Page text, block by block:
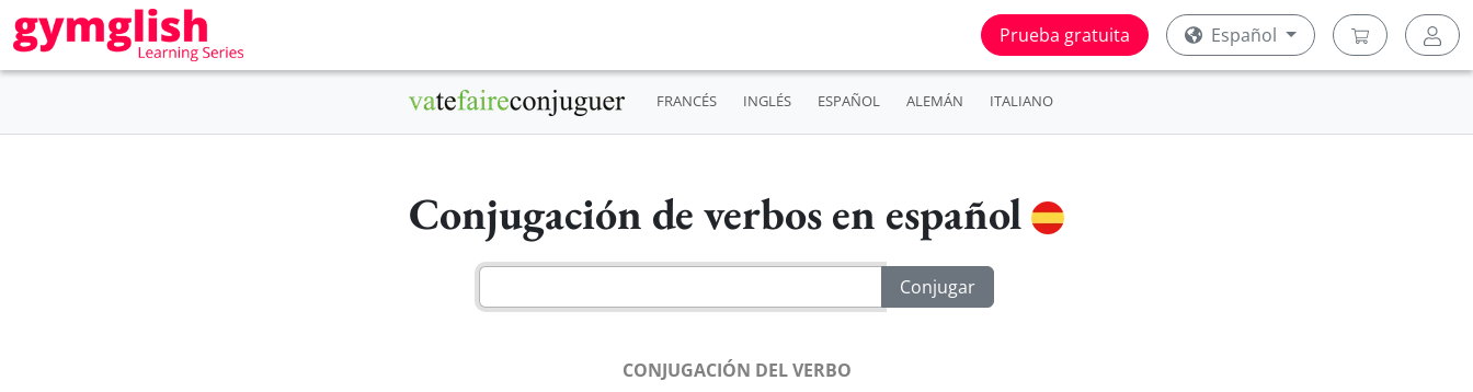
Prueba gratuita Español
FRANCÉS INGLÉS ESPAÑOL ALEMÁN ITALIANO
Conjugación de verbos en español
CONJUGACIÓN DEL VERBO